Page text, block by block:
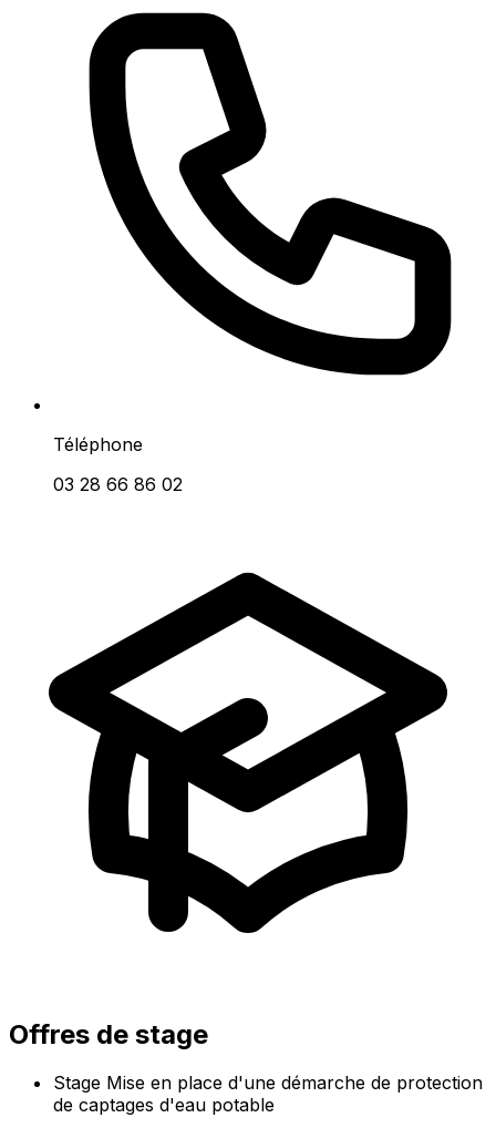
Téléphone
03 28 66 86 02
Offres de stage
Stage Mise en place d'une démarche de protection
de captages d'eau potable